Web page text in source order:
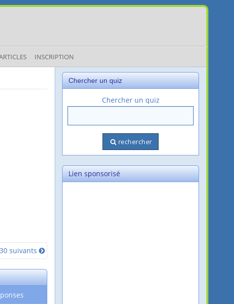
INSCRIPTION
30 suivants
Chercher un quiz
Chercher un quiz
rechercher
Lien sponsorisé